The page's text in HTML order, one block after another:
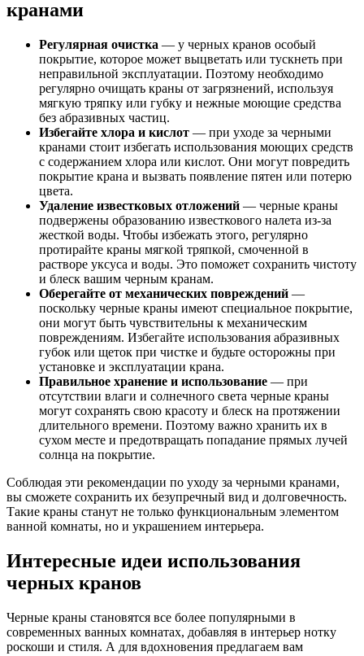
кранами
Регулярная очистка — у черных кранов особый
покрытие, которое может выцветать или тускнеть при
неправильной эксплуатации. Поэтому необходимо
регулярно очищать краны от загрязнений, используя
мягкую тряпку или губку и нежные моющие средства
без абразивных частиц.
Избегайте хлора и кислот — при уходе за черными
кранами стоит избегать использования моющих средств
с содержанием хлора или кислот. Они могут повредить
покрытие крана и вызвать появление пятен или потерю
цвета.
Удаление известковых отложений — черные краны
подвержены образованию известкового налета из-за
жесткой воды. Чтобы избежать этого, регулярно
протирайте краны мягкой тряпкой, смоченной в
растворе уксуса и воды. Это поможет сохранить чистоту
и блеск вашим черным кранам.
Оберегайте от механических повреждений —
поскольку черные краны имеют специальное покрытие,
они могут быть чувствительны к механическим
повреждениям. Избегайте использования абразивных
губок или щеток при чистке и будьте осторожны при
установке и эксплуатации крана.
Правильное хранение и использование — при
отсутствии влаги и солнечного света черные краны
могут сохранять свою красоту и блеск на протяжении
длительного времени. Поэтому важно хранить их в
сухом месте и предотвращать попадание прямых лучей
солнца на покрытие.
Соблюдая эти рекомендации по уходу за черными кранами,
вы сможете сохранить их безупречный вид и долговечность.
Такие краны станут не только функциональным элементом
ванной комнаты, но и украшением интерьера.
Интересные идеи использования
черных кранов
Черные краны становятся все более популярными в
современных ванных комнатах, добавляя в интерьер нотку
роскоши и стиля. А для вдохновения предлагаем вам